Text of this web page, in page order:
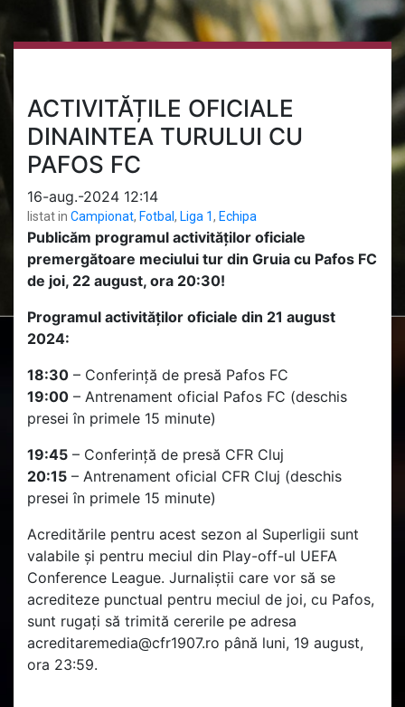
ACTIVITĂȚILE OFICIALE
DINAINTEA TURULUI CU
PAFOS FC
16-aug.-2024 12:14
listat in Campionat, Fotbal , Liga 1, Echipa
Publicăm programul activităților oficiale
premergătoare meciului tur din Gruia cu Pafos FC
de joi, 22 august, ora 20:30!
Programul activităților oficiale din 21 august
2024:
18:30 – Conferință de presă Pafos FC
19:00 – Antrenament oficial Pafos FC (deschis
presei în primele 15 minute)
19:45 – Conferință de presă CFR Cluj
20:15 – Antrenament oficial CFR Cluj (deschis
presei în primele 15 minute)
Acreditările pentru acest sezon al Superligii sunt
valabile și pentru meciul din Play-off-ul UEFA
Conference League. Jurnaliștii care vor să se
acrediteze punctual pentru meciul de joi, cu Pafos,
sunt rugați să trimită cererile pe adresa
acreditaremedia@cfr1907.ro până luni, 19 august,
ora 23:59.